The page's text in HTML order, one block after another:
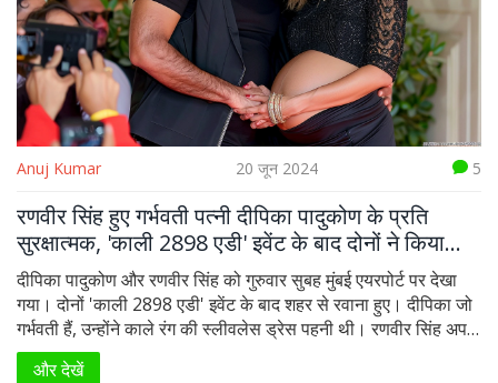
Anuj Kumar 20 जून 2024 5
रणवीर सिंह हुए गर्भवती पत्नी दीपिका पादुकोण के प्रति
सुरक्षात्मक, 'काली 2898 एडी' इवेंट के बाद दोनों ने किया
शहर से प्रस्थान
दीपिका पादुकोण और रणवीर सिंह को गुरुवार सुबह मुंबई एयरपोर्ट पर देखा
गया। दोनों 'काली 2898 एडी' इवेंट के बाद शहर से रवाना हुए। दीपिका जो
गर्भवती हैं, उन्होंने काले रंग की स्लीवलेस ड्रेस पहनी थी। रणवीर सिंह अपनी
गर्भवती पत्नी के प्रति सुरक्षात्मक थे और उनकी देखभाल करते दिखाई दिए।
और देखें